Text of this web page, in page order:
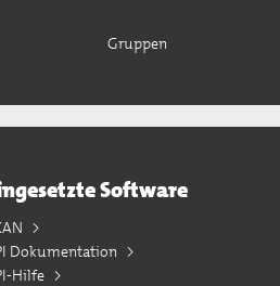
Gruppen
Software
Dokumentation
Hilfe